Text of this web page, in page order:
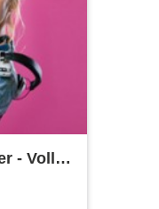
- Volle